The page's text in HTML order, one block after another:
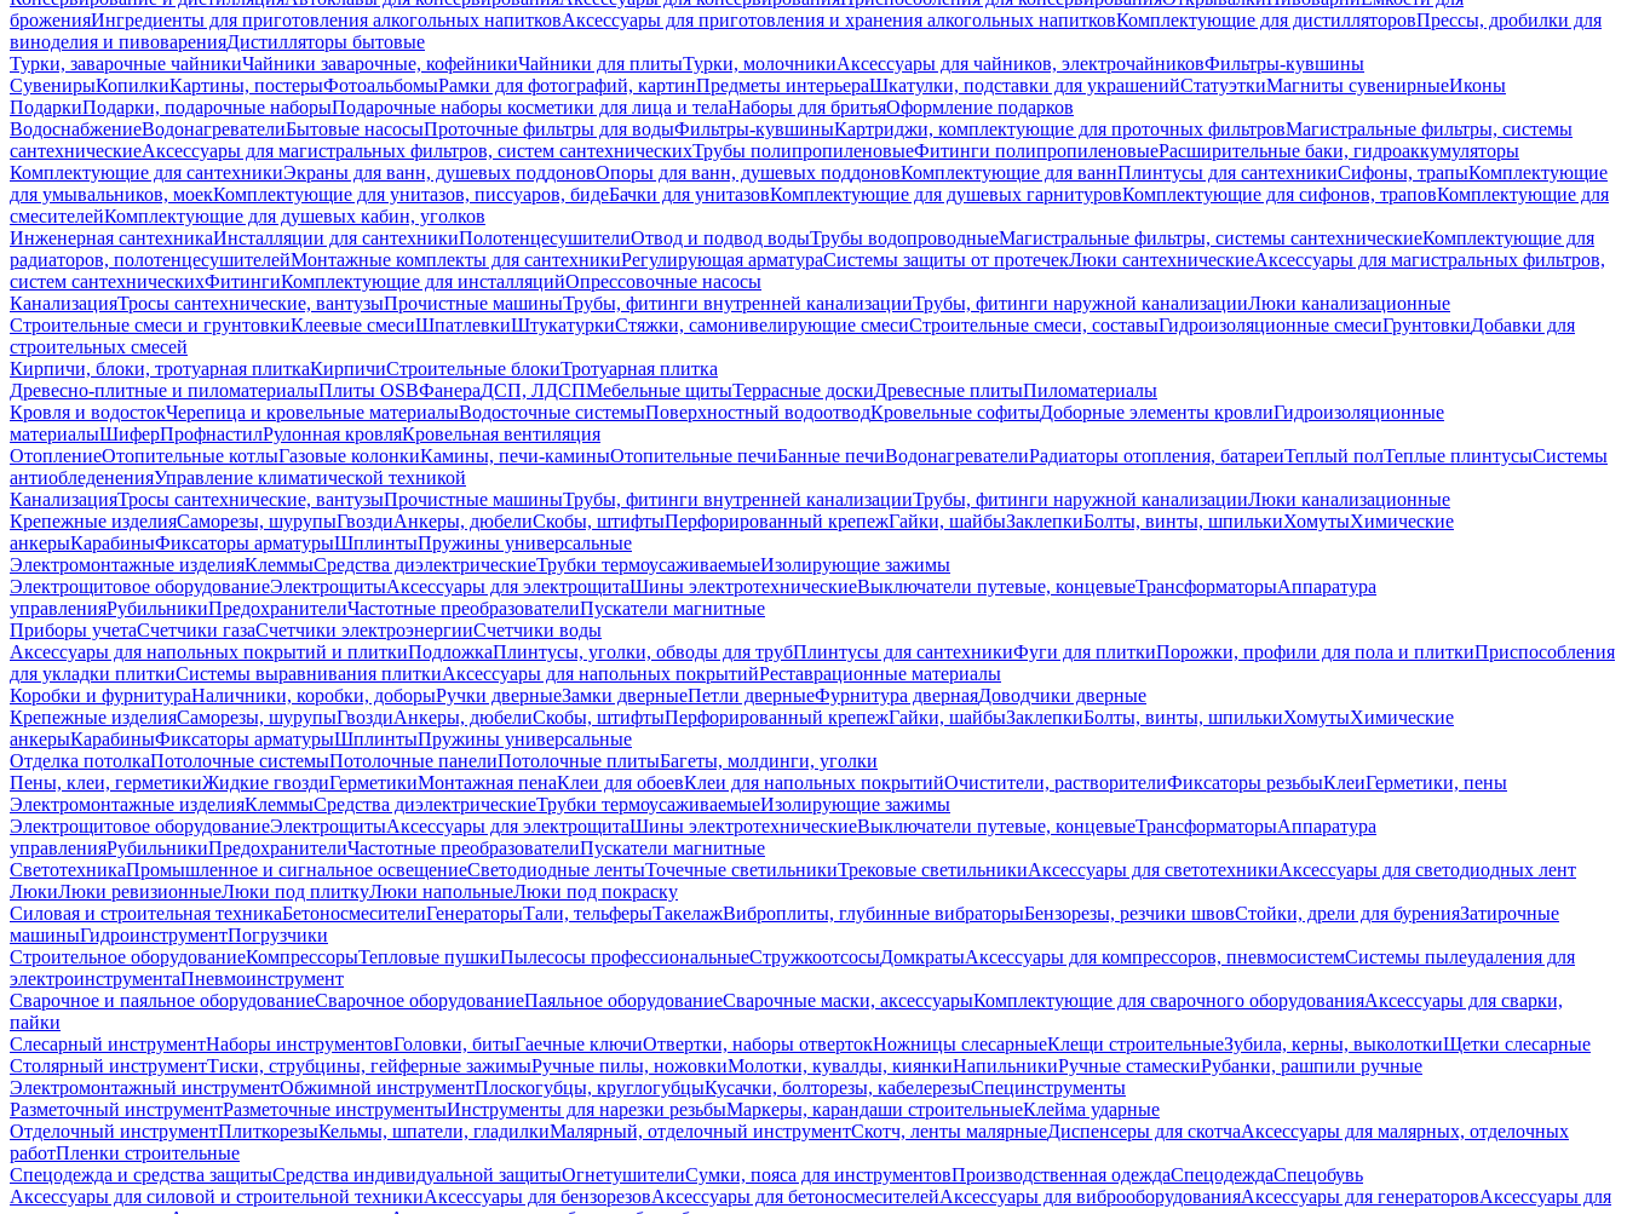
броженияИнгредиенты для приготовления алкогольных напитковАксессуары для приготовления и хранения алкогольных напитковКомплектующие для дистилляторовПрессы, дробилки для
виноделия и пивоваренияДистилляторы бытовые
Турки, заварочные чайникиЧайники заварочные, кофейникиЧайники для плитыТурки, молочникиАксессуары для чайников, электрочайниковФильтры-кувшины
СувенирыКопилкиКартины, постерыФотоальбомыРамки для фотографий, картинПредметы интерьераШкатулки, подставки для украшенийСтатуэткиМагниты сувенирныеИконы
ПодаркиПодарки, подарочные наборыПодарочные наборы косметики для лица и телаНаборы для бритьяОформление подарков
ВодоснабжениеВодонагревателиБытовые насосыПроточные фильтры для водыФильтры-кувшиныКартриджи, комплектующие для проточных фильтровМагистральные фильтры, системы
сантехническиеАксессуары для магистральных фильтров, систем сантехническихТрубы полипропиленовыеФитинги полипропиленовыеРасширительные баки, гидроаккумуляторы
Комплектующие для сантехникиЭкраны для ванн, душевых поддоновОпоры для ванн, душевых поддоновКомплектующие для ваннПлинтусы для сантехникиСифоны, трапыКомплектующие
для умывальников, моекКомплектующие для унитазов, писсуаров, бидеБачки для унитазовКомплектующие для душевых гарнитуровКомплектующие для сифонов, траповКомплектующие для
смесителейКомплектующие для душевых кабин, уголков
Инженерная сантехникаИнсталляции для сантехникиПолотенцесушителиОтвод и подвод водыТрубы водопроводныеМагистральные фильтры, системы сантехническиеКомплектующие для
радиаторов, полотенцесушителейМонтажные комплекты для сантехникиРегулирующая арматураСистемы защиты от протечекЛюки сантехническиеАксессуары для магистральных фильтров,
систем сантехническихФитингиКомплектующие для инсталляцийОпрессовочные насосы
КанализацияТросы сантехнические, вантузыПрочистные машиныТрубы, фитинги внутренней канализацииТрубы, фитинги наружной канализацииЛюки канализационные
Строительные смеси и грунтовкиКлеевые смесиШпатлевкиШтукатуркиСтяжки, самонивелирующие смесиСтроительные смеси, составыГидроизоляционные смесиГрунтовкиДобавки для
строительных смесей
Кирпичи, блоки, тротуарная плиткаКирпичиСтроительные блокиТротуарная плитка
Древесно-плитные и пиломатериалыПлиты OSBФанераДСП, ЛДСПМебельные щитыТеррасные доскиДревесные плитыПиломатериалы
Кровля и водостокЧерепица и кровельные материалыВодосточные системыПоверхностный водоотводКровельные софитыДоборные элементы кровлиГидроизоляционные
материалыШиферПрофнастилРулонная кровляКровельная вентиляция
ОтоплениеОтопительные котлыГазовые колонкиКамины, печи-каминыОтопительные печиБанные печиВодонагревателиРадиаторы отопления, батареиТеплый полТеплые плинтусыСистемы
антиобледененияУправление климатической техникой
КанализацияТросы сантехнические, вантузыПрочистные машиныТрубы, фитинги внутренней канализацииТрубы, фитинги наружной канализацииЛюки канализационные
Крепежные изделияСаморезы, шурупыГвоздиАнкеры, дюбелиСкобы, штифтыПерфорированный крепежГайки, шайбыЗаклепкиБолты, винты, шпилькиХомутыХимические
анкерыКарабиныФиксаторы арматурыШплинтыПружины универсальные
Электромонтажные изделияКлеммыСредства диэлектрическиеТрубки термоусаживаемыеИзолирующие зажимы
Электрощитовое оборудованиеЭлектрощитыАксессуары для электрощитаШины электротехническиеВыключатели путевые, концевыеТрансформаторыАппаратура
управленияРубильникиПредохранителиЧастотные преобразователиПускатели магнитные
Приборы учетаСчетчики газаСчетчики электроэнергииСчетчики воды
Аксессуары для напольных покрытий и плиткиПодложкаПлинтусы, уголки, обводы для трубПлинтусы для сантехникиФуги для плиткиПорожки, профили для пола и плиткиПриспособления
для укладки плиткиСистемы выравнивания плиткиАксессуары для напольных покрытийРеставрационные материалы
Коробки и фурнитураНаличники, коробки, доборыРучки дверныеЗамки дверныеПетли дверныеФурнитура двернаяДоводчики дверные
Крепежные изделияСаморезы, шурупыГвоздиАнкеры, дюбелиСкобы, штифтыПерфорированный крепежГайки, шайбыЗаклепкиБолты, винты, шпилькиХомутыХимические
анкерыКарабиныФиксаторы арматурыШплинтыПружины универсальные
Отделка потолкаПотолочные системыПотолочные панелиПотолочные плитыБагеты, молдинги, уголки
Пены, клеи, герметикиЖидкие гвоздиГерметикиМонтажная пенаКлеи для обоевКлеи для напольных покрытийОчистители, растворителиФиксаторы резьбыКлеиГерметики, пены
Электромонтажные изделияКлеммыСредства диэлектрическиеТрубки термоусаживаемыеИзолирующие зажимы
Электрощитовое оборудованиеЭлектрощитыАксессуары для электрощитаШины электротехническиеВыключатели путевые, концевыеТрансформаторыАппаратура
управленияРубильникиПредохранителиЧастотные преобразователиПускатели магнитные
СветотехникаПромышленное и сигнальное освещениеСветодиодные лентыТочечные светильникиТрековые светильникиАксессуары для светотехникиАксессуары для светодиодных лент
ЛюкиЛюки ревизионныеЛюки под плиткуЛюки напольныеЛюки под покраску
Силовая и строительная техникаБетоносмесителиГенераторыТали, тельферыТакелажВиброплиты, глубинные вибраторыБензорезы, резчики швовСтойки, дрели для буренияЗатирочные
машиныГидроинструментПогрузчики
Строительное оборудованиеКомпрессорыТепловые пушкиПылесосы профессиональныеСтружкоотсосыДомкратыАксессуары для компрессоров, пневмосистемСистемы пылеудаления для
электроинструментаПневмоинструмент
Сварочное и паяльное оборудованиеСварочное оборудованиеПаяльное оборудованиеСварочные маски, аксессуарыКомплектующие для сварочного оборудованияАксессуары для сварки,
пайки
Слесарный инструментНаборы инструментовГоловки, битыГаечные ключиОтвертки, наборы отвертокНожницы слесарныеКлещи строительныеЗубила, керны, выколоткиЩетки слесарные
Столярный инструментТиски, струбцины, гейферные зажимыРучные пилы, ножовкиМолотки, кувалды, киянкиНапильникиРучные стамескиРубанки, рашпили ручные
Электромонтажный инструментОбжимной инструментПлоскогубцы, круглогубцыКусачки, болторезы, кабелерезыСпецинструменты
Разметочный инструментРазметочные инструментыИнструменты для нарезки резьбыМаркеры, карандаши строительныеКлейма ударные
Отделочный инструментПлиткорезыКельмы, шпатели, гладилкиМалярный, отделочный инструментСкотч, ленты малярныеДиспенсеры для скотчаАксессуары для малярных, отделочных
работПленки строительные
Спецодежда и средства защитыСредства индивидуальной защитыОгнетушителиСумки, пояса для инструментовПроизводственная одеждаСпецодеждаСпецобувь
Аксессуары для силовой и строительной техникиАксессуары для бензорезовАксессуары для бетоносмесителейАксессуары для виброоборудованияАксессуары для генераторовАксессуары для